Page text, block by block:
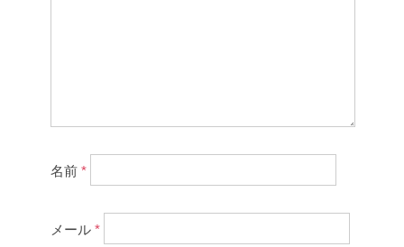
名前 *
メール *